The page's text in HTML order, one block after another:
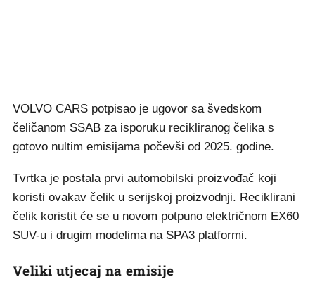
VOLVO CARS potpisao je ugovor sa švedskom
čeličanom SSAB za isporuku recikliranog čelika s
gotovo nultim emisijama počevši od 2025. godine.
Tvrtka je postala prvi automobilski proizvođač koji
koristi ovakav čelik u serijskoj proizvodnji. Reciklirani
čelik koristit će se u novom potpuno električnom EX60
SUV-u i drugim modelima na SPA3 platformi.
Veliki utjecaj na emisije